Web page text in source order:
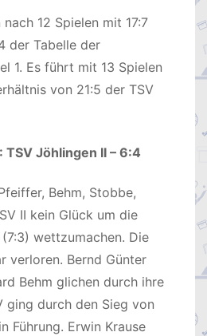
12 Spielen mit 17:7
der Tabelle der
1. Es führt mit 13 Spielen
von 21:5 der TSV
TSV Jöhlingen II – 6:4
Behm, Stobbe,
II kein Glück um die
wettzumachen. Die
verloren. Bernd Günter
Behm glichen durch ihre
ging durch den Sieg von
Führung. Erwin Krause